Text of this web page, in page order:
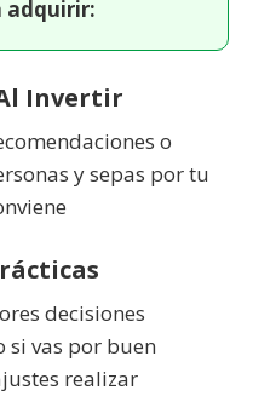
adquirir:
Invertir
o
y sepas por tu
decisiones
vas por buen
realizar